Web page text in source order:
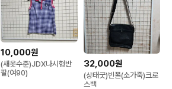
10,000원
(새옷수준)JDX나시형반
팔(여90)
32,000원
(상태굿)빈폴(소가죽)크로
스백